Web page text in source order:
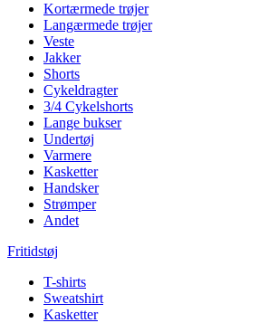
Kortærmede trøjer
Langærmede trøjer
Veste
Jakker
Shorts
Cykeldragter
3/4 Cykelshorts
Lange bukser
Undertøj
Varmere
Kasketter
Handsker
Strømper
Andet
Fritidstøj
T-shirts
Sweatshirt
Kasketter